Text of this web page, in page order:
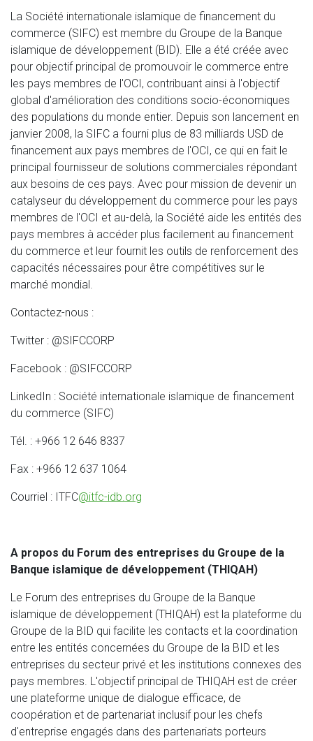
La Société internationale islamique de financement du
commerce (SIFC) est membre du Groupe de la Banque
islamique de développement (BID). Elle a été créée avec
pour objectif principal de promouvoir le commerce entre
les pays membres de l'OCI, contribuant ainsi à l'objectif
global d'amélioration des conditions socio-économiques
des populations du monde entier. Depuis son lancement en
janvier 2008, la SIFC a fourni plus de 83 milliards USD de
financement aux pays membres de l'OCI, ce qui en fait le
principal fournisseur de solutions commerciales répondant
aux besoins de ces pays. Avec pour mission de devenir un
catalyseur du développement du commerce pour les pays
membres de l'OCI et au-delà, la Société aide les entités des
pays membres à accéder plus facilement au financement
du commerce et leur fournit les outils de renforcement des
capacités nécessaires pour être compétitives sur le
marché mondial.
Contactez-nous :
Twitter : @SIFCCORP
Facebook : @SIFCCORP
LinkedIn : Société internationale islamique de financement
du commerce (SIFC)
Tél. : +966 12 646 8337
Fax : +966 12 637 1064
Courriel : ITFC@itfc-idb.org
A propos du Forum des entreprises du Groupe de la
Banque islamique de développement (THIQAH)
Le Forum des entreprises du Groupe de la Banque
islamique de développement (THIQAH) est la plateforme du
Groupe de la BID qui facilite les contacts et la coordination
entre les entités concernées du Groupe de la BID et les
entreprises du secteur privé et les institutions connexes des
pays membres. L'objectif principal de THIQAH est de créer
une plateforme unique de dialogue efficace, de
coopération et de partenariat inclusif pour les chefs
d'entreprise engagés dans des partenariats porteurs